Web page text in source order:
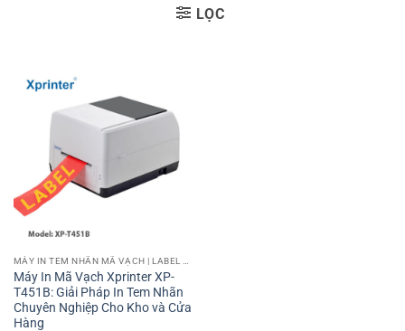
LỌC
Máy In Mã Vạch Xprinter XP-
T451B: Giải Pháp In Tem Nhãn
Chuyên Nghiệp Cho Kho và Cửa
Hàng